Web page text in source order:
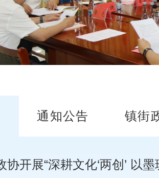
通知公告 镇街